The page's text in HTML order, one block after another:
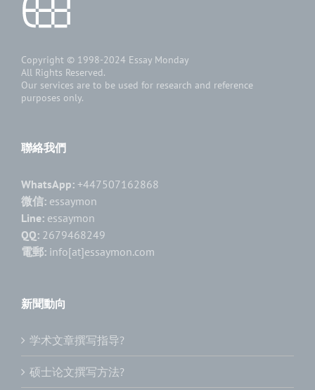
Copyright © 1998-2024 Essay Monday
All Rights Reserved.
Our services are to be used for research and reference
purposes only.
聯絡我們
WhatsApp: +447507162868
微信: essaymon
Line: essaymon
QQ: 2679468249
電郵: info[at]essaymon.com
新聞動向
学术文章撰写指导?
硕士论文撰写方法?